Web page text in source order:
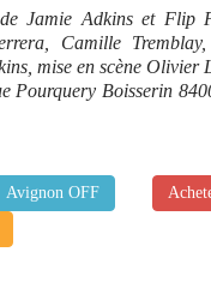
Jamie Adkins et Flip
Camille
mise en scène Olivier
Pourquery Boisserin
Avignon OFF